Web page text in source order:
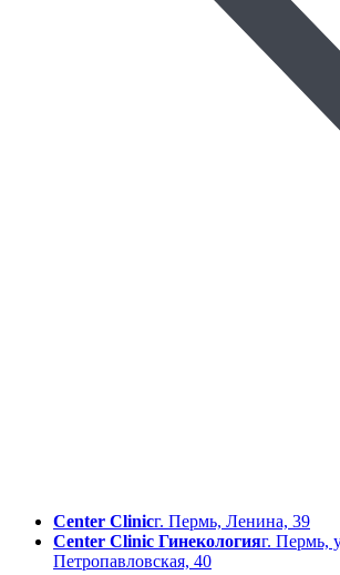
Center Clinicг. Пермь, Ленина, 39
Center Clinic Гинекологияг. Пермь,
Петропавловская, 40